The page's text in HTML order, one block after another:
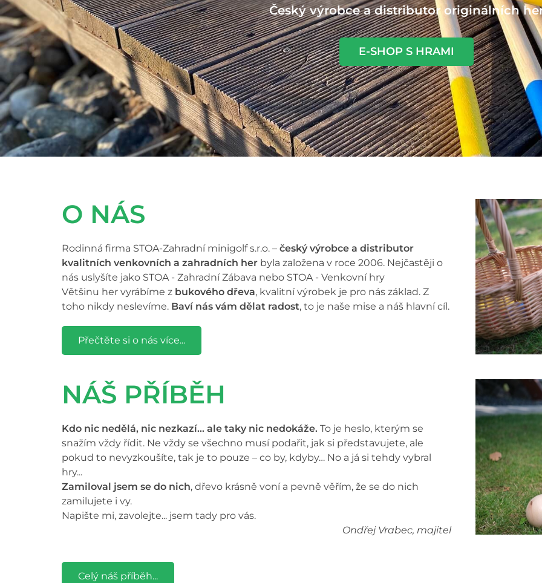
Český výrobce a distributor originálních
E-SHOP S HRAMI
O NÁS
Rodinná firma STOA-Zahradní minigolf s.r.o. – český výrobce a distributor
kvalitních venkovních a zahradních her byla založena v roce 2006. Nejčastěji o
nás uslyšíte jako STOA - Zahradní Zábava nebo STOA - Venkovní hry
Většinu her vyrábíme z bukového dřeva, kvalitní výrobek je pro nás základ. Z
toho nikdy neslevíme. Baví nás vám dělat radost, to je naše mise a náš hlavní cíl.
Přečtěte si o nás více...
NÁŠ PŘÍBĚH
Kdo nic nedělá, nic nezkazí… ale taky nic nedokáže. To je heslo, kterým se
snažím vždy řídit. Ne vždy se všechno musí podařit, jak si představujete, ale
pokud to nevyzkoušíte, tak je to pouze – co by, kdyby… No a já si tehdy vybral
hry...
Zamiloval jsem se do nich, dřevo krásně voní a pevně věřím, že se do nich
zamilujete i vy.
Napište mi, zavolejte... jsem tady pro vás.
Ondřej Vrabec, majitel
Celý náš příběh...